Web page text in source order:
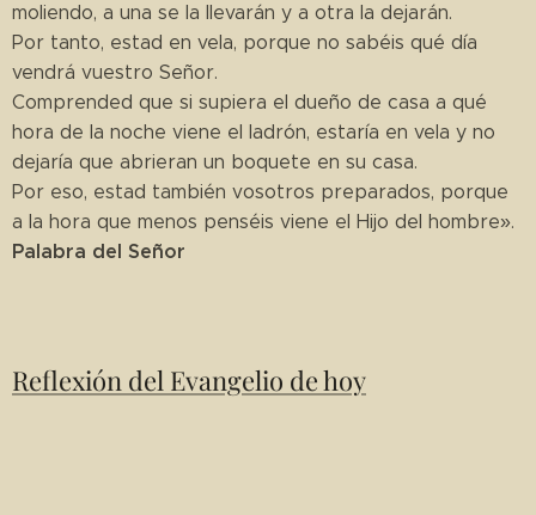
moliendo, a una se la llevarán y a otra la dejarán.
Por tanto, estad en vela, porque no sabéis qué día
vendrá vuestro Señor.
Comprended que si supiera el dueño de casa a qué
hora de la noche viene el ladrón, estaría en vela y no
dejaría que abrieran un boquete en su casa.
Por eso, estad también vosotros preparados, porque
a la hora que menos penséis viene el Hijo del hombre».
Palabra del Señor
Reflexión del Evangelio de hoy